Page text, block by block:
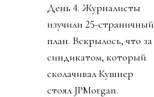
День 4. Журналисты
изучили 25-страничный
план. Вскрылось, что за
синдикатом, который
сколачивал Кушнер
стоял JPMorgan.